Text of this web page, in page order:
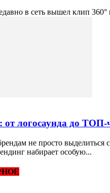
в сеть вышел клип
от логосаунда до ТОП-
не просто
набирает особую...